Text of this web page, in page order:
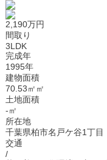
2,190万円
間取り
3LDK
完成年
1995年
建物面積
70.53㎡㎡
土地面積
-㎡
所在地
千葉県柏市名戸ケ谷1丁目
交通
/